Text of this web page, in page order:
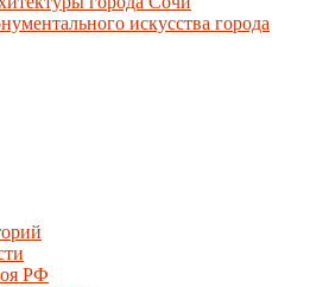
искусства города
РФ